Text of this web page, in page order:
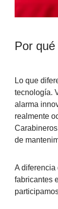
Por
Lo que
tecnología.
alarma
realmente
de
A diferencia
fabricantes